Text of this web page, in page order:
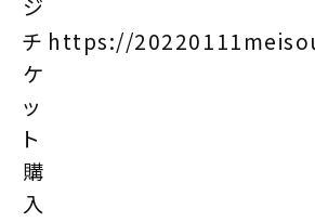
ジ
チ
ケ
ッ
ト
購
入
https://